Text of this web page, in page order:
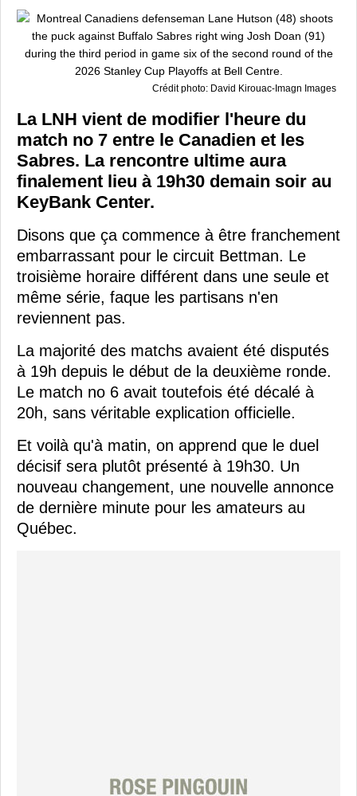
Crédit photo: David Kirouac-Imagn Images
La LNH vient de modifier l'heure du
match no 7 entre le Canadien et les
Sabres. La rencontre ultime aura
finalement lieu à 19h30 demain soir au
KeyBank Center.
Disons que ça commence à être franchement
embarrassant pour le circuit Bettman. Le
troisième horaire différent dans une seule et
même série, faque les partisans n'en
reviennent pas.
La majorité des matchs avaient été disputés
à 19h depuis le début de la deuxième ronde.
Le match no 6 avait toutefois été décalé à
20h, sans véritable explication officielle.
Et voilà qu'à matin, on apprend que le duel
décisif sera plutôt présenté à 19h30. Un
nouveau changement, une nouvelle annonce
de dernière minute pour les amateurs au
Québec.